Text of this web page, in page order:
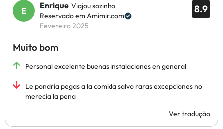
8.9
Enrique Viajou sozinho
Reservado em Amimir.com
Fevereiro 2025
Muito bom
Personal excelente buenas instalaciones en general
Le pondría pegas a la comida salvo raras excepciones no
merecía la pena
Ver tradução